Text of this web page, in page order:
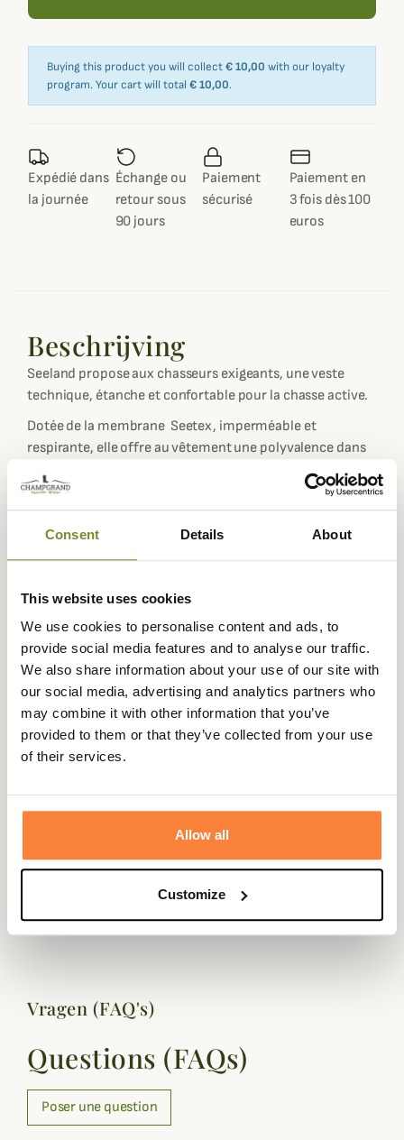
Consent Details About
This website uses cookies
We use cookies to personalise content and ads, to
provide social media features and to analyse our traffic.
We also share information about your use of our site with
our social media, advertising and analytics partners who
may combine it with other information that you’ve
provided to them or that they’ve collected from your use
of their services.
Allow all
Customize
Buying this product you will collect€ 10,00 with our loyalty
program. Your cart will total € 10,00.
Expédié dans
la journée
Échange ou
retour sous
90 jours
Paiement
sécurisé
Paiement en
3 fois dès 100
euros
Beschrijving
Seeland propose aux chasseurs exigeants, une veste
technique, étanche et confortable pour la chasse active.
Dotée de la membrane Seetex, imperméable et
respirante, elle offre au vêtement une polyvalence dans
La veste Hawker est étuidée pour permettre de respirer
active pour ne pas se retrouver en eau au bout de 30
minutes.
Elle dispose de deux poches classiques ainsi que deux
poches au torse permettant de loger une radio par
exemple.
Disponible également en vert sur notre site
Gegevensblad
Samenstelling 94% Polyester 6% Spandex
Kleuren Camouflage, Groen
Mannen
Membranen SEETEX®-membraan
Vragen (FAQ's)
Questions (FAQs)
Poser une question